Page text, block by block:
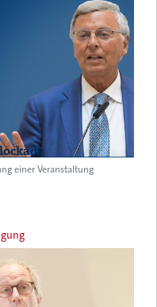
einer Veranstaltung